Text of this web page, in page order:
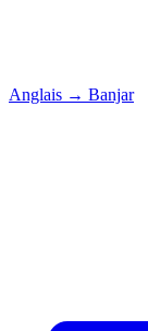
Anglais → Banjar